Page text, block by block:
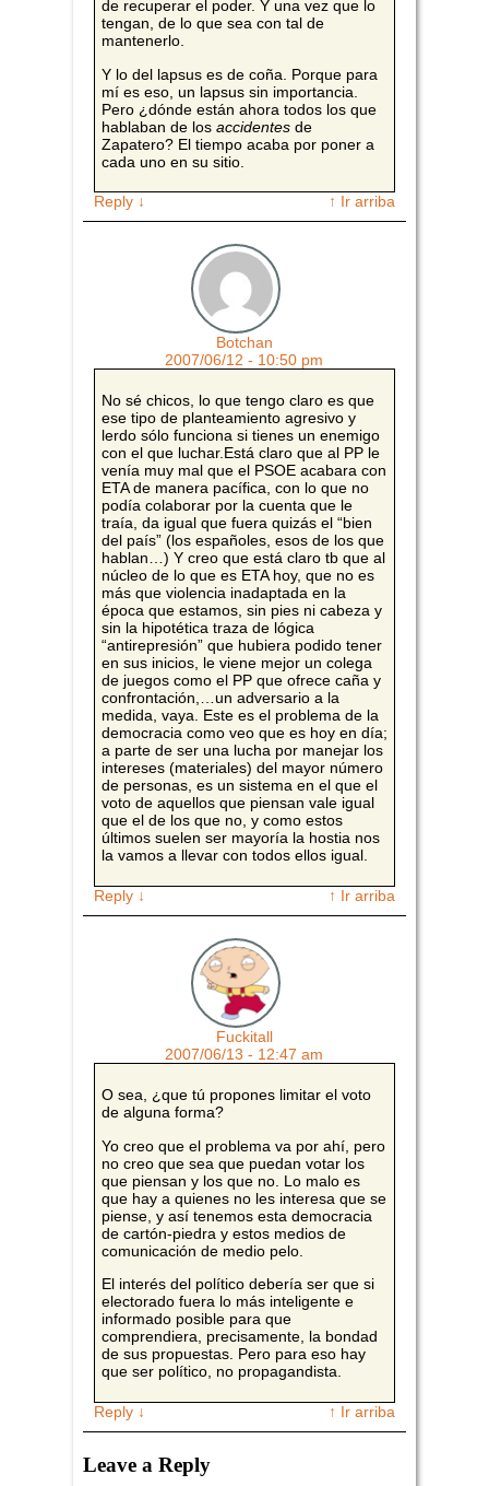
de recuperar el poder. Y una vez que lo
tengan, de lo que sea con tal de
mantenerlo.
Y lo del lapsus es de coña. Porque para
mí es eso, un lapsus sin importancia.
Pero ¿dónde están ahora todos los que
hablaban de los accidentesde
Zapatero? El tiempo acaba por poner a
cada uno en su sitio.
Reply ↓ ↑ Ir arriba
Botchan
2007/06/12 - 10:50 pm
No sé chicos, lo que tengo claro es que
ese tipo de planteamiento agresivo y
lerdo sólo funciona si tienes un enemigo
con el que luchar.Está claro que al PP le
venía muy mal que el PSOE acabara con
ETA de manera pacífica, con lo que no
podía colaborar por la cuenta que le
traía, da igual que fuera quizás el “bien
del país” (los españoles, esos de los que
hablan…) Y creo que está claro tb que al
núcleo de lo que es ETA hoy, que no es
más que violencia inadaptada en la
época que estamos, sin pies ni cabeza y
sin la hipotética traza de lógica
“antirepresión” que hubiera podido tener
en sus inicios, le viene mejor un colega
de juegos como el PP que ofrece caña y
confrontación,…un adversario a la
medida, vaya. Este es el problema de la
democracia como veo que es hoy en día;
a parte de ser una lucha por manejar los
intereses (materiales) del mayor número
de personas, es un sistema en el que el
voto de aquellos que piensan vale igual
que el de los que no, y como estos
últimos suelen ser mayoría la hostia nos
la vamos a llevar con todos ellos igual.
Reply ↓ ↑ Ir arriba
Fuckitall
2007/06/13 - 12:47 am
O sea, ¿que tú propones limitar el voto
de alguna forma?
Yo creo que el problema va por ahí, pero
no creo que sea que puedan votar los
que piensan y los que no. Lo malo es
que hay a quienes no les interesa que se
piense, y así tenemos esta democracia
de cartón-piedra y estos medios de
comunicación de medio pelo.
El interés del político debería ser que si
electorado fuera lo más inteligente e
informado posible para que
comprendiera, precisamente, la bondad
de sus propuestas. Pero para eso hay
que ser político, no propagandista.
Reply ↓ ↑ Ir arriba
Leave a Reply